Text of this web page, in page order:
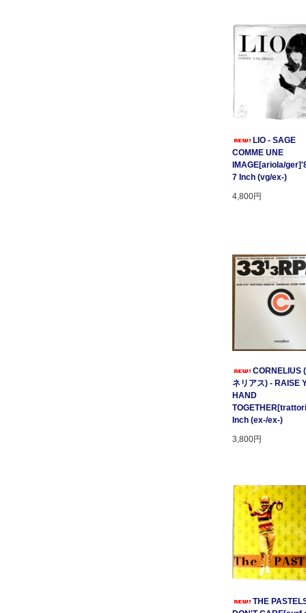
LIO - SAGE
COMME UNE
IMAGE[ariola/
7 Inch (vg/ex-)
4,800円
CORNELIUS
ネリアス) - RAISE
HAND
Inch (ex-/ex-)
3,800円
THE